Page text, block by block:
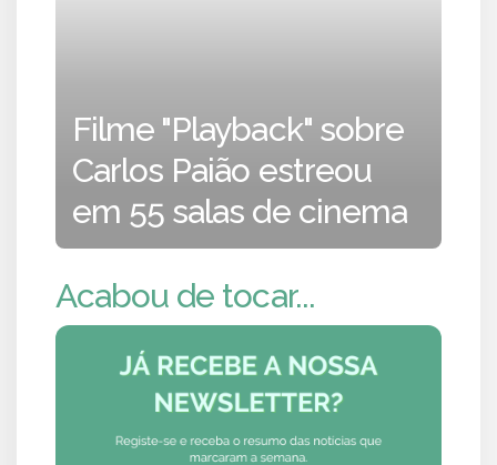
Filme "Playback" sobre
Carlos Paião estreou
em 55 salas de cinema
Acabou de tocar...